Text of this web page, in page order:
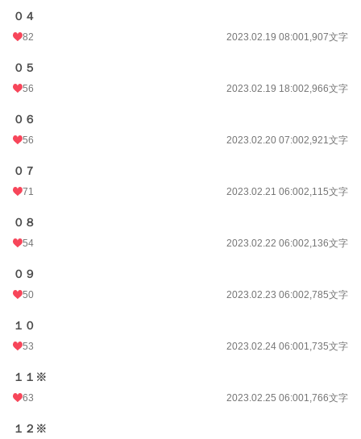
累計ポイント
０４
82 2023.02.19 08:001,907文字
０５
56 2023.02.19 18:002,966文字
０６
56 2023.02.20 07:002,921文字
０７
71 2023.02.21 06:002,115文字
０８
54 2023.02.22 06:002,136文字
０９
50 2023.02.23 06:002,785文字
１０
53 2023.02.24 06:001,735文字
１１※
63 2023.02.25 06:001,766文字
１２※